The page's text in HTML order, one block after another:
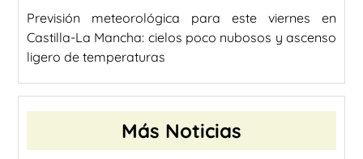
Previsión meteorológica para este viernes en
Castilla-La Mancha: cielos poco nubosos y ascenso
ligero de temperaturas
Más Noticias